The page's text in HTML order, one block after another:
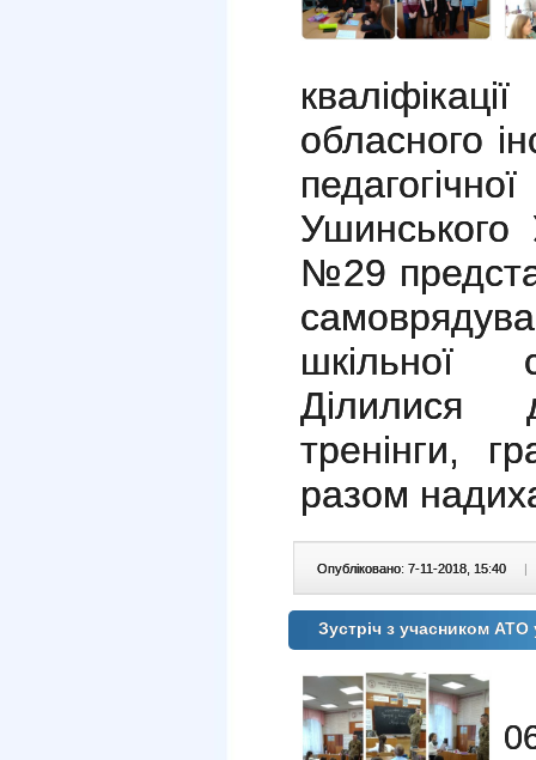
обласного
Ушинського
№29
шкільної
Ділилися
тренінги,
разом
Опубліковано: 7-11-2018, 15:40 |
Зустріч з учасником